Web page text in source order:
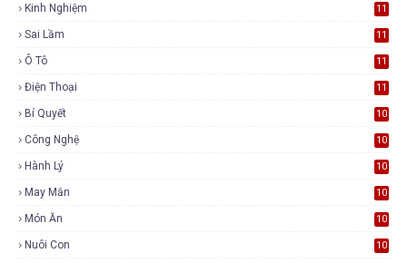
Kinh Nghiệm 11
Sai Lầm 11
Ô Tô 11
Điện Thoại 11
Bí Quyết 10
Công Nghệ 10
Hành Lý 10
May Mắn 10
Món Ăn 10
Nuôi Con 10